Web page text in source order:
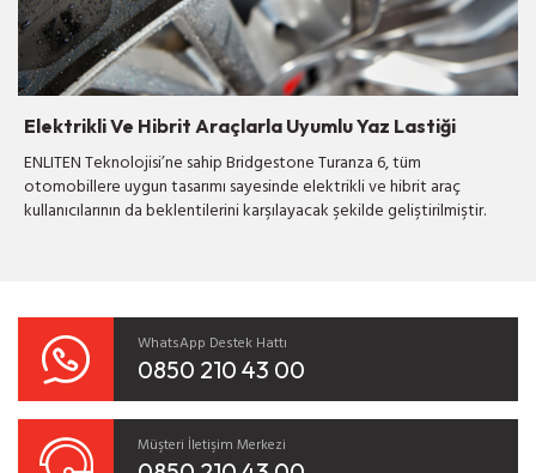
Elektrikli Ve Hibrit Araçlarla Uyumlu Yaz Lastiği
ENLITEN Teknolojisi’ne sahip Bridgestone Turanza 6, tüm
otomobillere uygun tasarımı sayesinde elektrikli ve hibrit araç
kullanıcılarının da beklentilerini karşılayacak şekilde geliştirilmiştir.
WhatsApp Destek Hattı
0850 210 43 00
Müşteri İletişim Merkezi